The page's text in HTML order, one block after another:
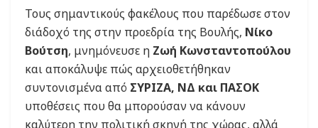
Τους σημαντικούς φακέλους που παρέδωσε στον
διάδοχό της στην προεδρία της Βουλής, Νίκο
Βούτση, μνημόνευσε η Ζωή Κωνσταντοπούλου
και αποκάλυψε πώς αρχειοθετήθηκαν
συντονισμένα από ΣΥΡΙΖΑ, ΝΔ και ΠΑΣΟΚ
υποθέσεις που θα μπορούσαν να κάνουν
καλύτερη την πολιτική σκηνή της χώρας, αλλά